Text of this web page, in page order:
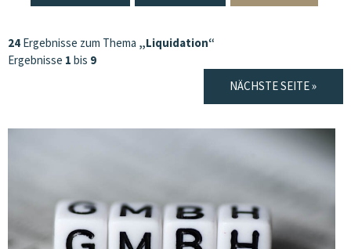
24 Ergebnisse zum Thema „Liquidation“
Ergebnisse 1 bis 9
NÄCHSTE SEITE »